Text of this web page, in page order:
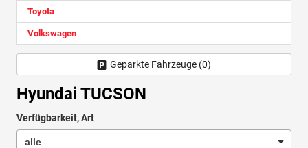
Hyundai TUCSON
Verfügbarkeit, Art
Toyota
Volkswagen
Geparkte Fahrzeuge (0)